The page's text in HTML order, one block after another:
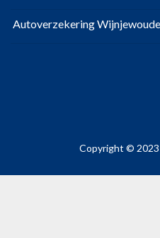
Autoverzekering Wijnjewoude
Copyright ©